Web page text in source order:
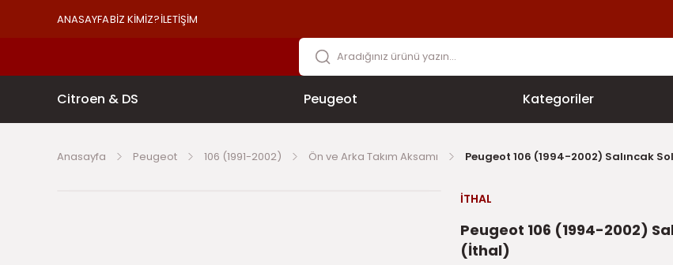
ANASAYFABİZ KİMİZ?İLETİŞİM
Citroen & DS Peugeot Kategoriler
Anasayfa Peugeot 106 (1991-2002) Ön ve Arka Takım Aksamı Peugeot 106 (1994-2002) Salıncak
İTHAL
Peugeot 106 (1994-2002)
(İthal)